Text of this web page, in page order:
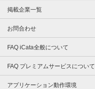
掲載企業一覧
お問合わせ
FAQ iCata全般について
FAQ プレミアムサービスについて
アプリケーション動作環境